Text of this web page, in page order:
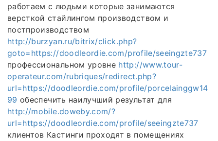
работаем с людьми которые занимаются
версткой стайлингом производством и
постпроизводством
http://burzyan.ru/bitrix/click.php?
goto=https://doodleordie.com/profile/seeingzte737
профессиональном уровне http://www.tour-
operateur.com/rubriques/redirect.php?
url=https://doodleordie.com/profile/porcelainggw14
99 обеспечить наилучший результат для
http://mobile.doweby.com/?
url=https://doodleordie.com/profile/seeingzte737
клиентов Кастинги проходят в помещениях